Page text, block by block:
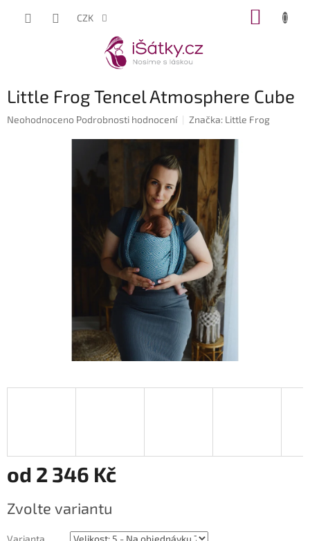
CZK
Little Frog Tencel Atmosphere Cube
Průměrné
Neohodnoceno Podrobnosti hodnocení Značka: Little Frog
od 2 346 Kč
cena:
Zvolte variantu